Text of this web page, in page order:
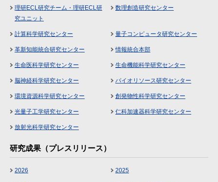
理研ECL研究チーム・理研ECL研
究ユニット
数理創造研究センター
計算科学研究センター 量子コンピュータ研究センター
革新知能統合研究センター 情報統合本部
生命医科学研究センター 生命機能科学研究センター
脳神経科学研究センター バイオリソース研究センター
環境資源科学研究センター 創発物性科学研究センター
光量子工学研究センター 仁科加速器科学研究センター
放射光科学研究センター
研究成果（プレスリリース）
2026 2025